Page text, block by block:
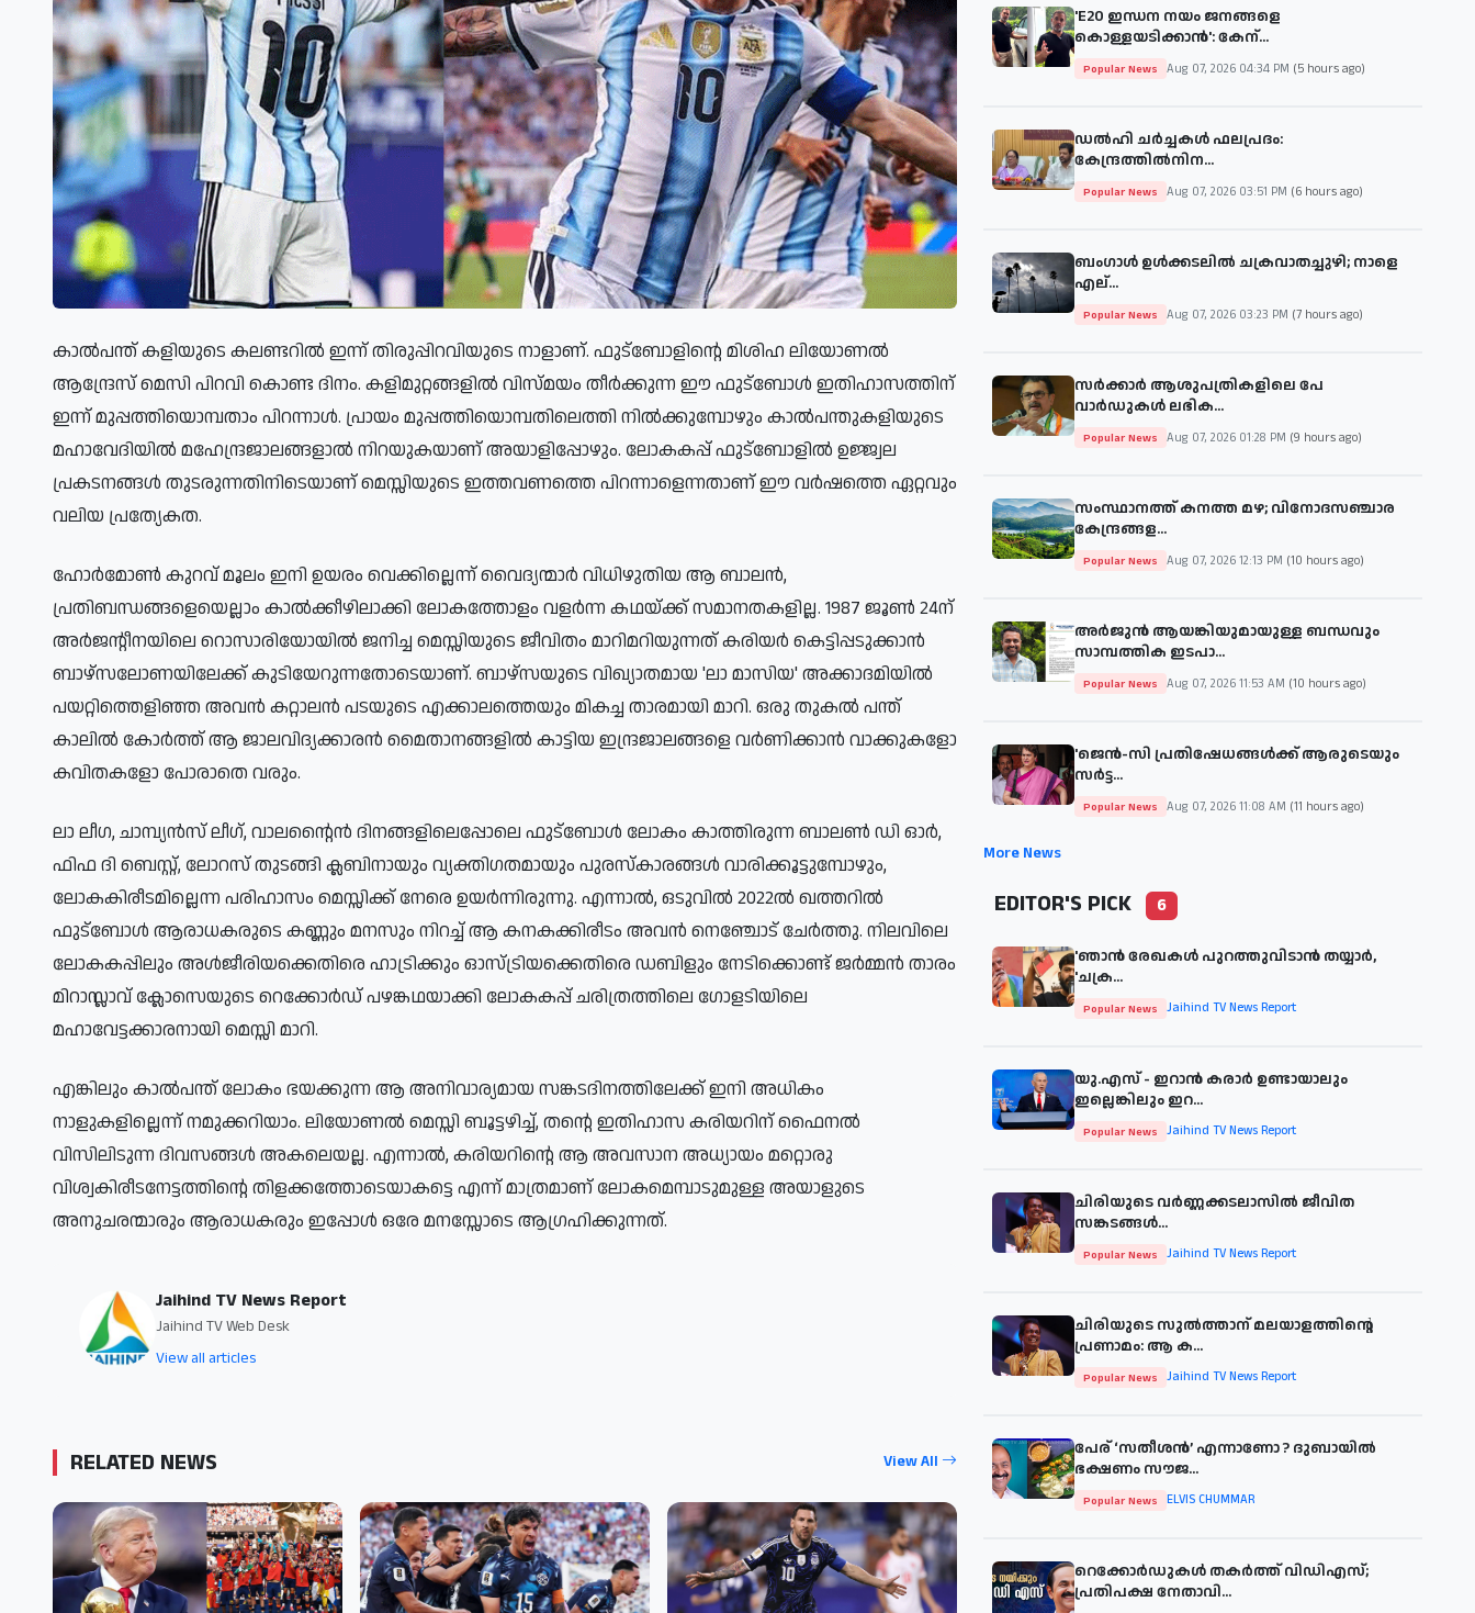
കാൽപന്ത് കളിയുടെ കലണ്ടറിൽ ഇന്ന് തിരുപ്പിറവിയുടെ നാളാണ്. ഫുട്ബോളിന്റെ മിശിഹ ലിയോണൽ
ആന്ദ്രേസ് മെസി പിറവി കൊണ്ട ദിനം. കളിമുറ്റങ്ങളിൽ വിസ്മയം തീർക്കുന്ന ഈ ഫുട്ബോൾ ഇതിഹാസത്തിന്
ഇന്ന് മുപ്പത്തിയൊമ്പതാം പിറന്നാൾ. പ്രായം മുപ്പത്തിയൊമ്പതിലെത്തി നിൽക്കുമ്പോഴും കാൽപന്തുകളിയുടെ
മഹാവേദിയിൽ മഹേന്ദ്രജാലങ്ങളാൽ നിറയുകയാണ് അയാളിപ്പോഴും. ലോകകപ്പ് ഫുട്ബോളിൽ ഉജ്ജ്വല
പ്രകടനങ്ങൾ തുടരുന്നതിനിടെയാണ് മെസ്സിയുടെ ഇത്തവണത്തെ പിറന്നാളെന്നതാണ് ഈ വർഷത്തെ ഏറ്റവും
വലിയ പ്രത്യേകത.
ഹോർമോൺ കുറവ് മൂലം ഇനി ഉയരം വെക്കില്ലെന്ന് വൈദ്യന്മാർ വിധിഴുതിയ ആ ബാലൻ,
പ്രതിബന്ധങ്ങളെയെല്ലാം കാൽക്കീഴിലാക്കി ലോകത്തോളം വളർന്ന കഥയ്ക്ക് സമാനതകളില്ല. 1987 ജൂൺ 24ന്
അർജന്റീനയിലെ റൊസാരിയോയിൽ ജനിച്ച മെസ്സിയുടെ ജീവിതം മാറിമറിയുന്നത് കരിയർ കെട്ടിപ്പടുക്കാൻ
ബാഴ്സലോണയിലേക്ക് കുടിയേറുന്നതോടെയാണ്. ബാഴ്സയുടെ വിഖ്യാതമായ 'ലാ മാസിയ' അക്കാദമിയിൽ
പയറ്റിത്തെളിഞ്ഞ അവൻ കറ്റാലൻ പടയുടെ എക്കാലത്തെയും മികച്ച താരമായി മാറി. ഒരു തുകൽ പന്ത്
കാലിൽ കോർത്ത് ആ ജാലവിദ്യക്കാരൻ മൈതാനങ്ങളിൽ കാട്ടിയ ഇന്ദ്രജാലങ്ങളെ വർണിക്കാൻ വാക്കുകളോ
കവിതകളോ പോരാതെ വരും.
ലാ ലീഗ, ചാമ്പ്യൻസ് ലീഗ്, വാലന്റൈൻ ദിനങ്ങളിലെപ്പോലെ ഫുട്ബോൾ ലോകം കാത്തിരുന്ന ബാലൺ ഡി ഓർ,
ഫിഫ ദി ബെസ്റ്റ്, ലോറസ് തുടങ്ങി ക്ലബിനായും വ്യക്തിഗതമായും പുരസ്കാരങ്ങൾ വാരിക്കൂട്ടുമ്പോഴും,
ലോകകിരീടമില്ലെന്ന പരിഹാസം മെസ്സിക്ക് നേരെ ഉയർന്നിരുന്നു. എന്നാൽ, ഒടുവിൽ 2022ൽ ഖത്തറിൽ
ഫുട്ബോൾ ആരാധകരുടെ കണ്ണും മനസും നിറച്ച് ആ കനകക്കിരീടം അവൻ നെഞ്ചോട് ചേർത്തു. നിലവിലെ
ലോകകപ്പിലും അൾജീരിയക്കെതിരെ ഹാട്രിക്കും ഓസ്ട്രിയക്കെതിരെ ഡബിളും നേടിക്കൊണ്ട് ജർമ്മൻ താരം
മിറാസ്ലാവ് ക്ലോസെയുടെ റെക്കോർഡ് പഴങ്കഥയാക്കി ലോകകപ്പ് ചരിത്രത്തിലെ ഗോളടിയിലെ
മഹാവേട്ടക്കാരനായി മെസ്സി മാറി.
എങ്കിലും കാൽപന്ത് ലോകം ഭയക്കുന്ന ആ അനിവാര്യമായ സങ്കടദിനത്തിലേക്ക് ഇനി അധികം
നാളുകളില്ലെന്ന് നമുക്കറിയാം. ലിയോണൽ മെസ്സി ബൂട്ടഴിച്ച്, തന്റെ ഇതിഹാസ കരിയറിന് ഫൈനൽ
വിസിലിടുന്ന ദിവസങ്ങൾ അകലെയല്ല. എന്നാൽ, കരിയറിന്റെ ആ അവസാന അധ്യായം മറ്റൊരു
വിശ്വകിരീടനേട്ടത്തിന്റെ തിളക്കത്തോടെയാകട്ടെ എന്ന് മാത്രമാണ് ലോകമെമ്പാടുമുള്ള അയാളുടെ
അനുചരന്മാരും ആരാധകരും ഇപ്പോൾ ഒരേ മനസ്സോടെ ആഗ്രഹിക്കുന്നത്.
Jaihind TV News Report
Jaihind TV Web Desk
View all articles
RELATED NEWS View All
'E20 ഇന്ധന നയം ജനങ്ങളെ
കൊള്ളയടിക്കാന്‍': കേന്...
Popular News Aug 07, 2026 04:34 PM (5 hours ago)
ഡല്‍ഹി ചര്‍ച്ചകള്‍ ഫലപ്രദം:
കേന്ദ്രത്തില്‍നിന...
Popular News Aug 07, 2026 03:51 PM (6 hours ago)
ബംഗാള്‍ ഉള്‍ക്കടലില്‍ ചക്രവാതച്ചുഴി; നാളെ
എല്...
Popular News Aug 07, 2026 03:23 PM (7 hours ago)
സര്‍ക്കാര്‍ ആശുപത്രികളിലെ പേ
വാര്‍ഡുകള്‍ ലഭിക...
Popular News Aug 07, 2026 01:28 PM (9 hours ago)
സംസ്ഥാനത്ത് കനത്ത മഴ; വിനോദസഞ്ചാര
കേന്ദ്രങ്ങള...
Popular News Aug 07, 2026 12:13 PM (10 hours ago)
അർജുൻ ആയങ്കിയുമായുള്ള ബന്ധവും
സാമ്പത്തിക ഇടപാ...
Popular News Aug 07, 2026 11:53 AM (10 hours ago)
'ജെന്‍-സി പ്രതിഷേധങ്ങള്‍ക്ക് ആരുടെയും
സര്‍ട്ട...
Popular News Aug 07, 2026 11:08 AM (11 hours ago)
More News
EDITOR'S PICK 6
'ഞാന്‍ രേഖകള്‍ പുറത്തുവിടാന്‍ തയ്യാര്‍,
'ചക്ര...
Popular News Jaihind TV News Report
യു.എസ് - ഇറാൻ കരാർ ഉണ്ടായാലും
ഇല്ലെങ്കിലും ഇറ...
Popular News Jaihind TV News Report
ചിരിയുടെ വര്‍ണ്ണക്കടലാസില്‍ ജീവിത
സങ്കടങ്ങള്‍...
Popular News Jaihind TV News Report
ചിരിയുടെ സുൽത്താന് മലയാളത്തിന്റെ
പ്രണാമം: ആ ക...
Popular News Jaihind TV News Report
പേര് ‘സതീശന്‍’ എന്നാണോ ? ദുബായില്‍
ഭക്ഷണം സൗജ...
Popular News ELVIS CHUMMAR
റെക്കോർഡുകൾ തകർത്ത് വിഡിഎസ്;
പ്രതിപക്ഷ നേതാവി...